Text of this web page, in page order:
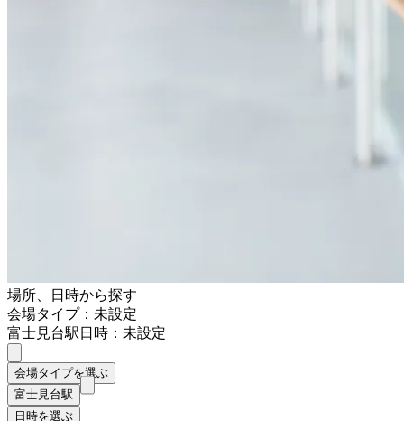
場所、日時から探す
会場タイプ：未設定
富士見台駅日時：未設定
会場タイプを選ぶ
富士見台駅
日時を選ぶ